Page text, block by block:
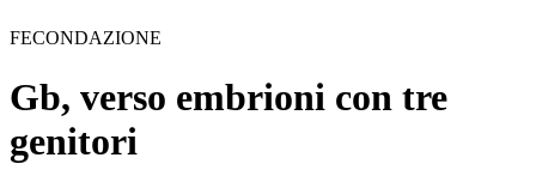
FECONDAZIONE
Gb, verso embrioni con tre
genitori